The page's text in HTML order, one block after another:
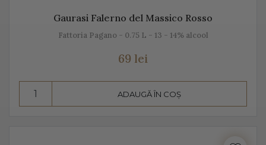
acolo unde sunt peste 150 de producători. Toți aceștia s-
au asociat într-un Consorțiu pentru a proteja acest vin
spumant italian, cunoscut sub această denumire.
Consumă Prosecco, un vin cunoscut pentru
Prosecco este un vin cunoscut pentru prospețime, este
Gaurasi Falerno del Massico Rosso
Fattoria Pagano - 0.75 L - 13 - 14% alcool
69 lei
ADAUGĂ ÎN COȘ